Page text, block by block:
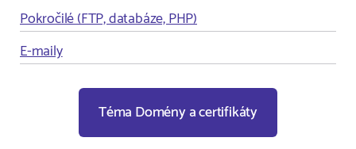
Pokročilé (FTP, databáze, PHP)
E-maily
Téma Domény a certifikáty